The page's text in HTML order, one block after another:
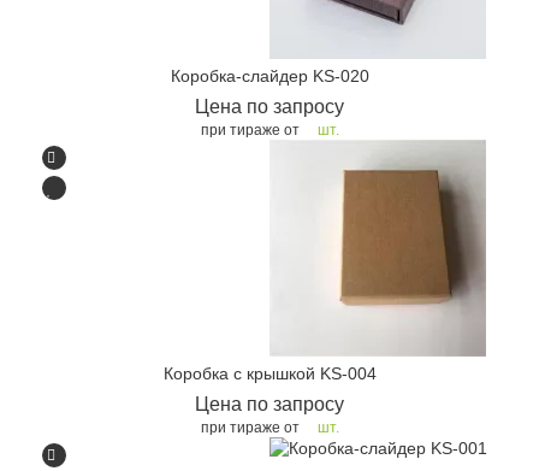
Коробка-слайдер KS-020
Цена по запросу
при тираже от шт.
Коробка с крышкой KS-004
Цена по запросу
при тираже от шт.